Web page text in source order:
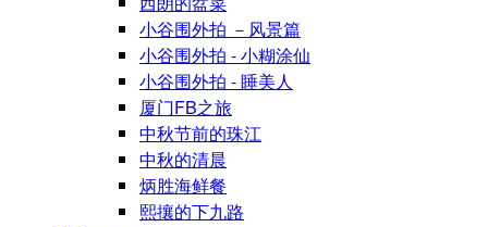
小谷围外拍 －风景篇
小谷围外拍 - 小糊涂仙
小谷围外拍 - 睡美人
厦门FB之旅
中秋节前的珠江
中秋的清晨
炳胜海鲜餐
熙攘的下九路